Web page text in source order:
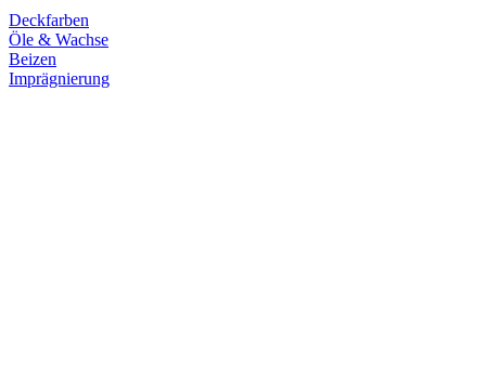
Deckfarben
Öle & Wachse
Beizen
Imprägnierung